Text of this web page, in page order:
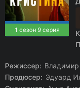
1 сезон 9 серия
Режиссер:
Продюсер: Эдуард